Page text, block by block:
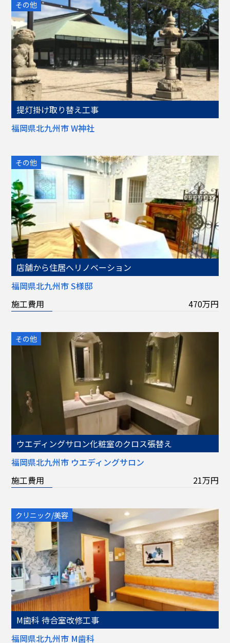
その他
提灯掛け取り替え工事
福岡県北九州市 W神社
その他
店舗から住居へリノベーション
福岡県北九州市 S様邸
施工費用
470万円
その他
ウエディングサロン化粧室のクロス張替え
福岡県北九州市 ウエディングサロン
施工費用
21万円
クリニック/美容
M歯科 待合室改修工事
福岡県北九州市 M歯科